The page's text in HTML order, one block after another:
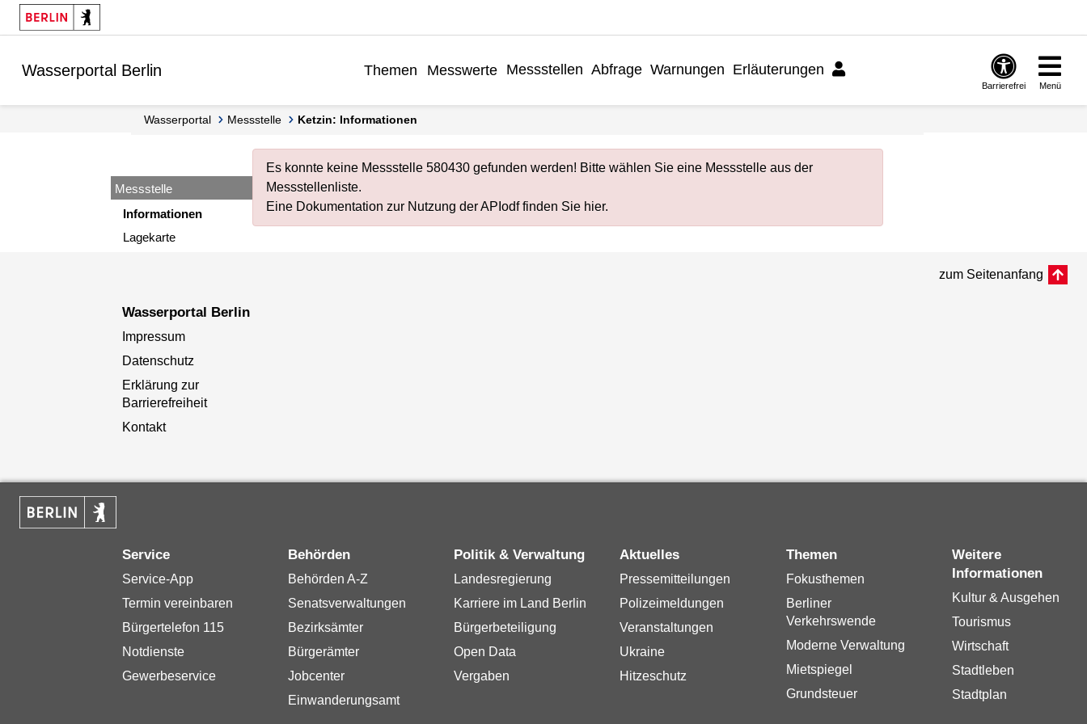
Springe zur Navigation
Springe zum Inhalt
Wasserportal Berlin Themen Messwerte Messstellen Abfrage Warnungen Erläuterungen
Barrierefrei Menü
Wasserportal Messstelle Ketzin: Informationen
Messstelle
Informationen
Lagekarte
Es konnte keine Messstelle 580430 gefunden werden! Bitte wählen Sie eine Messstelle aus der
Messstellenliste.
Eine Dokumentation zur Nutzung der APIodf finden Sie hier.
zum Seitenanfang
Wasserportal Berlin
Impressum
Datenschutz
Erklärung zur
Barrierefreiheit
Kontakt
Service
Service-App
Termin vereinbaren
Bürgertelefon 115
Notdienste
Gewerbeservice
Behörden
Behörden A-Z
Senatsverwaltungen
Bezirksämter
Bürgerämter
Jobcenter
Einwanderungsamt
Politik & Verwaltung
Landesregierung
Karriere im Land Berlin
Bürgerbeteiligung
Open Data
Vergaben
Aktuelles
Pressemitteilungen
Polizeimeldungen
Veranstaltungen
Ukraine
Hitzeschutz
Themen
Fokusthemen
Berliner
Verkehrswende
Moderne Verwaltung
Mietspiegel
Grundsteuer
Weitere
Informationen
Kultur & Ausgehen
Tourismus
Wirtschaft
Stadtleben
Stadtplan